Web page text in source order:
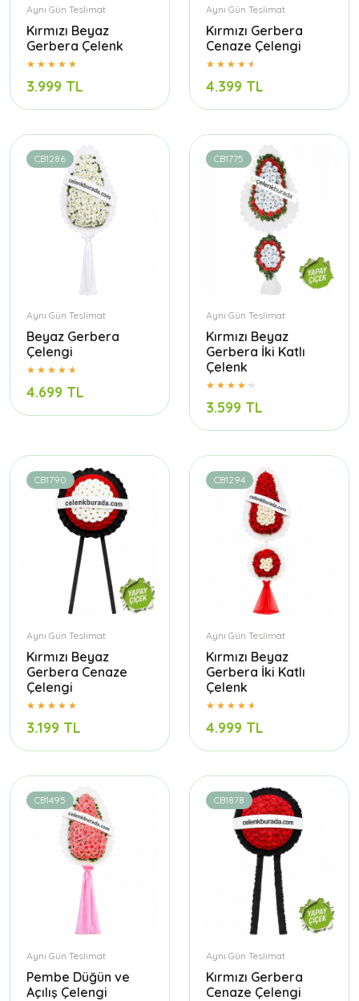
Aynı Gün Teslimat
Kırmızı Beyaz
Gerbera Çelenk
3.999 TL
Aynı Gün Teslimat
Kırmızı Gerbera
Cenaze Çelengi
4.399 TL
CB1286
Aynı Gün Teslimat
Beyaz Gerbera
Çelengi
4.699 TL
CB1775
Aynı Gün Teslimat
Kırmızı Beyaz
Gerbera İki Katlı
Çelenk
3.599 TL
CB1790
Aynı Gün Teslimat
Kırmızı Beyaz
Gerbera Cenaze
Çelengi
3.199 TL
CB1294
Aynı Gün Teslimat
Kırmızı Beyaz
Gerbera İki Katlı
Çelenk
4.999 TL
CB1495
Aynı Gün Teslimat
Pembe Düğün ve
Açılış Çelengi
CB1878
Aynı Gün Teslimat
Kırmızı Gerbera
Cenaze Çelengi